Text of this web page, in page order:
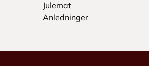
Julemat
Anledninger